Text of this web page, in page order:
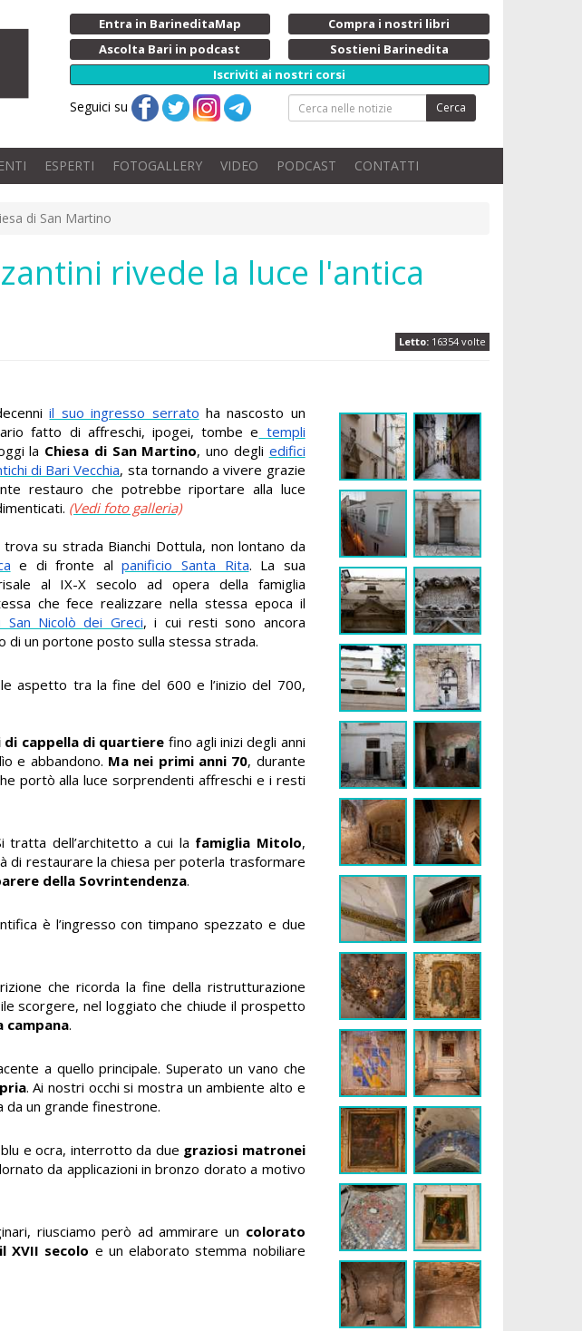
Entra in BarineditaMap
Compra i nostri libri
Ascolta Bari in podcast
Sostieni Barinedita
Iscriviti ai nostri corsi
Seguici su Cerca
ESPERTI FOTOGALLERY VIDEO PODCAST CONTATTI
di San Martino
rivede la luce l'antica
Letto: 16354 volte
il suo ingresso serrato ha nascosto un
fatto di affreschi, ipogei, tombe e templi
la Chiesa di San Martino, uno degli edifici
di Bari Vecchia, sta tornando a vivere grazie
restauro che potrebbe riportare alla luce
(Vedi foto galleria)
trova su strada Bianchi Dottula, non lontano da
e di fronte alpanificio Santa Rita. La sua
al IX-X secolo ad opera della famiglia
che fece realizzare nella stessa epoca il
San Nicolò dei Greci, i cui resti sono ancora
di un portone posto sulla stessa strada.
aspetto tra la fine del 600 e l’inizio del 700,
di cappella di quartiere fino agli inizi degli anni
e abbandono. Ma nei primi anni 70, durante
portò alla luce sorprendenti affreschi e i resti
tratta dell’architetto a cui la famiglia Mitolo,
di restaurare la chiesa per poterla trasformare
della Sovrintendenza.
è l’ingresso con timpano spezzato e due
che ricorda la fine della ristrutturazione
scorgere, nel loggiato che chiude il prospetto
campana.
a quello principale. Superato un vano che
. Ai nostri occhi si mostra un ambiente alto e
da un grande finestrone.
e ocra, interrotto da due graziosi matronei
da applicazioni in bronzo dorato a motivo
riusciamo però ad ammirare un colorato
XVII secolo e un elaborato stemma nobiliare